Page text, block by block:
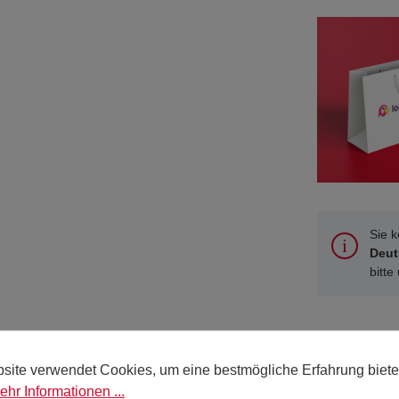
Sie
bitte
mit Selbstklebeverschluss
verwendet Cookies, um eine bestmögliche Erfahrung
Informationen ...